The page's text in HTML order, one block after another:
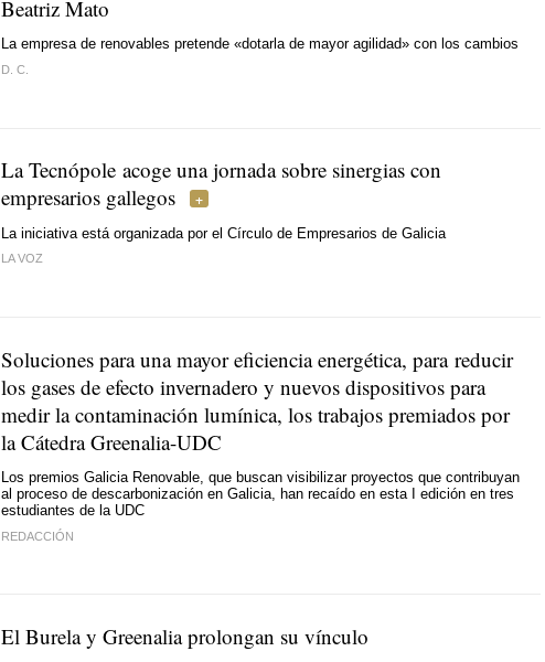
Beatriz Mato
La empresa de renovables pretende «dotarla de mayor agilidad» con los cambios
D. C.
La Tecnópole acoge una jornada sobre sinergias con
empresarios gallegos
La iniciativa está organizada por el Círculo de Empresarios de Galicia
LA VOZ
Soluciones para una mayor eficiencia energética, para reducir
los gases de efecto invernadero y nuevos dispositivos para
medir la contaminación lumínica, los trabajos premiados por
la Cátedra Greenalia-UDC
Los premios Galicia Renovable, que buscan visibilizar proyectos que contribuyan
al proceso de descarbonización en Galicia, han recaído en esta I edición en tres
estudiantes de la UDC
REDACCIÓN
El Burela y Greenalia prolongan su vínculo